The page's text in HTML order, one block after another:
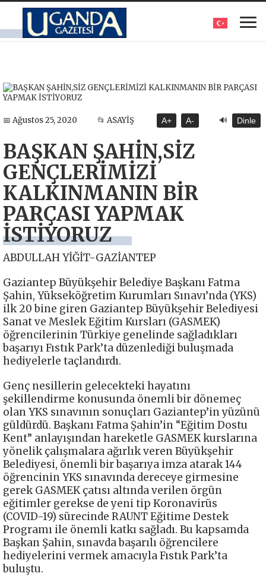
📅 Ağustos 25, 2020 📂 ASAYİŞ A+ A- 🔊 Dinle
BAŞKAN ŞAHİN,SİZ
GENÇLERİMİZİ
KALKINMANIN BİR
PARÇASI YAPMAK
İSTİYORUZ
ABDULLAH YİĞİT-GAZİANTEP
Gaziantep Büyükşehir Belediye Başkanı Fatma
Şahin, Yükseköğretim Kurumları Sınavı’nda (YKS)
ilk 20 bine giren Gaziantep Büyükşehir Belediyesi
Sanat ve Meslek Eğitim Kursları (GASMEK)
öğrencilerinin Türkiye genelinde sağladıkları
başarıyı Fıstık Park’ta düzenlediği buluşmada
hediyelerle taçlandırdı.
Genç nesillerin gelecekteki hayatını
şekillendirme konusunda önemli bir dönemeç
olan YKS sınavının sonuçları Gaziantep’in yüzünü
güldürdü. Başkanı Fatma Şahin’in “Eğitim Dostu
Kent” anlayışından hareketle GASMEK kurslarına
yönelik çalışmalara ağırlık veren Büyükşehir
Belediyesi, önemli bir başarıya imza atarak 144
öğrencinin YKS sınavında dereceye girmesine
gerek GASMEK çatısı altında verilen örgün
eğitimler gerekse de yeni tip Koronavirüs
(COVID-19) sürecinde RAUNT Eğitime Destek
Programı ile önemli katkı sağladı. Bu kapsamda
Başkan Şahin, sınavda başarılı öğrencilere
hediyelerini vermek amacıyla Fıstık Park’ta
buluştu.